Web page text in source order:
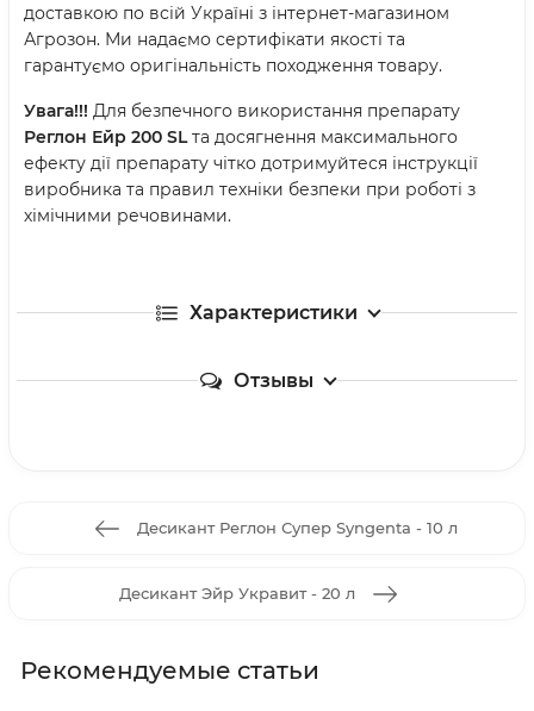
доставкою по всій Україні з інтернет-магазином
Агрозон. Ми надаємо сертифікати якості та
гарантуємо оригінальність походження товару.
Увага!!! Для безпечного використання препарату
Реглон Ейр 200 SLта досягнення максимального
ефекту дії препарату чітко дотримуйтеся інструкції
виробника та правил техніки безпеки при роботі з
хімічними речовинами.
Характеристики
Отзывы
Десикант Реглон Супер Syngenta - 10 л
Десикант Эйр Укравит - 20 л
Рекомендуемые статьи